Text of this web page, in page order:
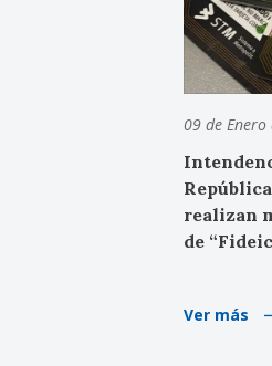
09 de Enero
realizan
de
Ver más